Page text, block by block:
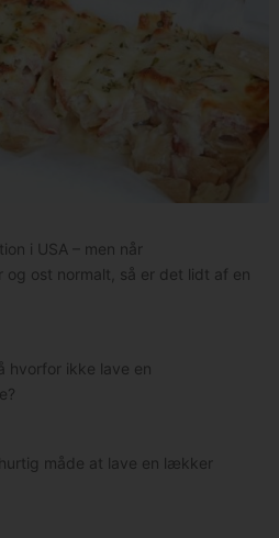
i USA – men når
og ost normalt, så er det lidt af en
hvorfor ikke lave en
måde at lave en lækker